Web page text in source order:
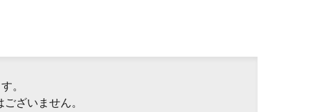
。
ざいません。